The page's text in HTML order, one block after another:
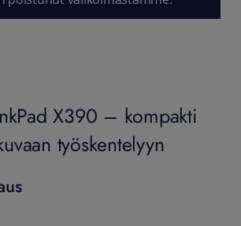
X390 – kompakti
työskentelyyn